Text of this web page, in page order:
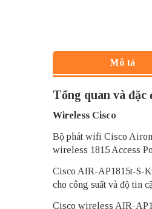
Mô tả
Tổng quan và đặc
Wireless Cisco
Bộ phát wifi Cisco
wireless 1815 Access
Cisco AIR-AP1815t-S-
cho công suất và độ tin
Cisco wireless AIR-